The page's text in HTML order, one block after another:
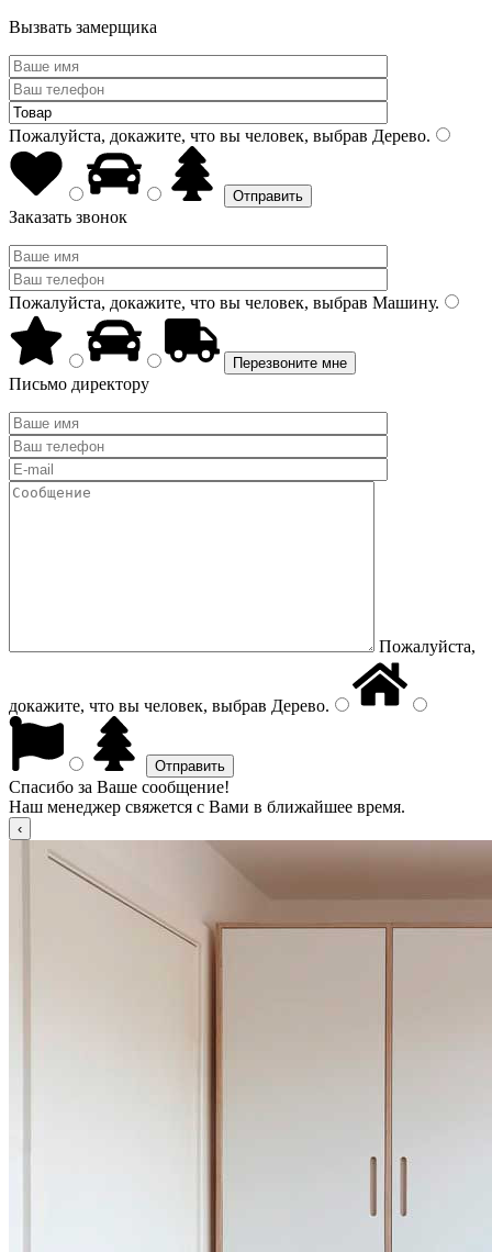
Вызвать замерщика
Пожалуйста, докажите, что вы человек, выбрав Дерево.
Заказать звонок
Пожалуйста, докажите, что вы человек, выбрав Машину.
Письмо директору
Пожалуйста,
докажите, что вы человек, выбрав Дерево.
Спасибо за Ваше сообщение!
Наш менеджер свяжется с Вами в ближайшее время.